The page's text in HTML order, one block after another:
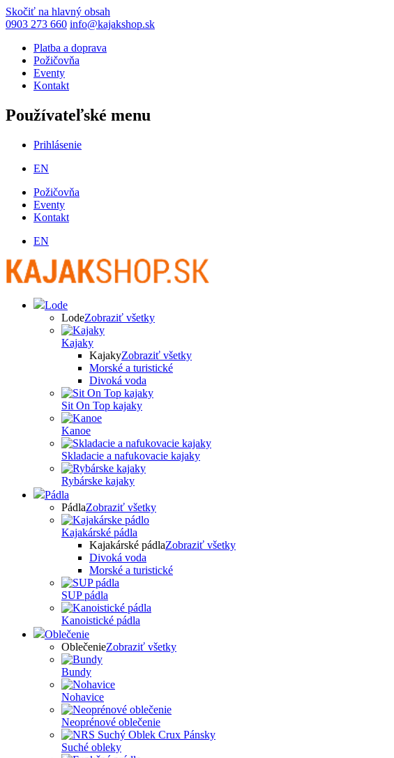
Skočiť na hlavný obsah
0903 273 660 info@kajakshop.sk
Platba a doprava
Požičovňa
Eventy
Kontakt
Používateľské menu
Prihlásenie
EN
Požičovňa
Eventy
Kontakt
EN
Lode
LodeZobraziť všetky
Kajaky
KajakyZobraziť všetky
Morské a turistické
Divoká voda
Sit On Top kajaky
Kanoe
Skladacie a nafukovacie kajaky
Rybárske kajaky
Pádla
PádlaZobraziť všetky
Kajakárské pádla
Kajakárské pádlaZobraziť všetky
Divoká voda
Morské a turistické
SUP pádla
Kanoistické pádla
Oblečenie
OblečenieZobraziť všetky
Bundy
Nohavice
Neoprénové oblečenie
Suché obleky